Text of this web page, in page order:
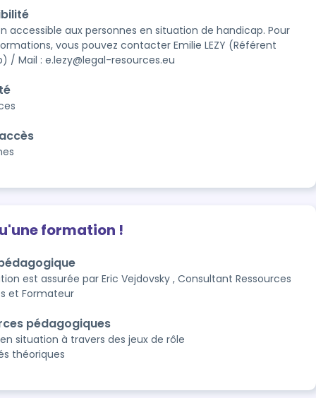
accessible aux personnes en situation de handicap. Pour
vous pouvez contacter Emilie LEZY (Référent
/ Mail : e.lezy@legal-resources.eu
formation !
est assurée par Eric Vejdovsky , Consultant Ressources
et Formateur
pédagogiques
situation à travers des jeux de rôle
théoriques